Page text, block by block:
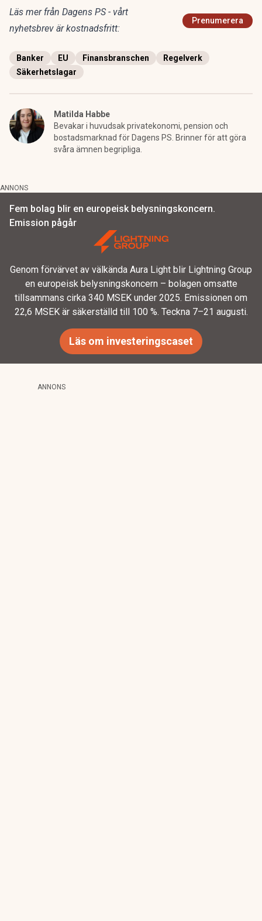
Läs mer från Dagens PS - vårt
nyhetsbrev är kostnadsfritt:
Prenumerera
Banker EU Finansbranschen
Regelverk
Säkerhetslagar
Matilda Habbe
Bevakar i huvudsak privatekonomi, pension och
bostadsmarknad för Dagens PS. Brinner för att göra
svåra ämnen begripliga.
ANNONS
Fem bolag blir en europeisk belysningskoncern.
Emission pågår
Genom förvärvet av välkända Aura Light blir Lightning Group
en europeisk belysningskoncern – bolagen omsatte
tillsammans cirka 340 MSEK under 2025. Emissionen om
22,6 MSEK är säkerställd till 100 %. Teckna 7–21 augusti.
Läs om investeringscaset
ANNONS